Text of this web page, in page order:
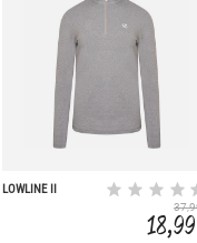
LOWLINE II